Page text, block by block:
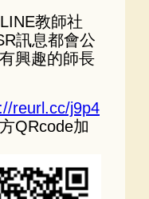
教師社
訊息都會公
興趣的師長
reurl.cc/j9p4
QRcode加